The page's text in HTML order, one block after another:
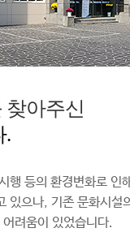
아주신
.
행 등의 환경변화로 인
으나, 기존 문화시설
려움이 있었습니다.